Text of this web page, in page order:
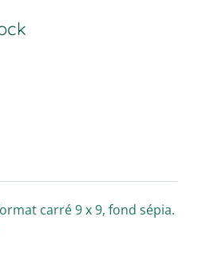
carré 9 x 9, fond sépia.